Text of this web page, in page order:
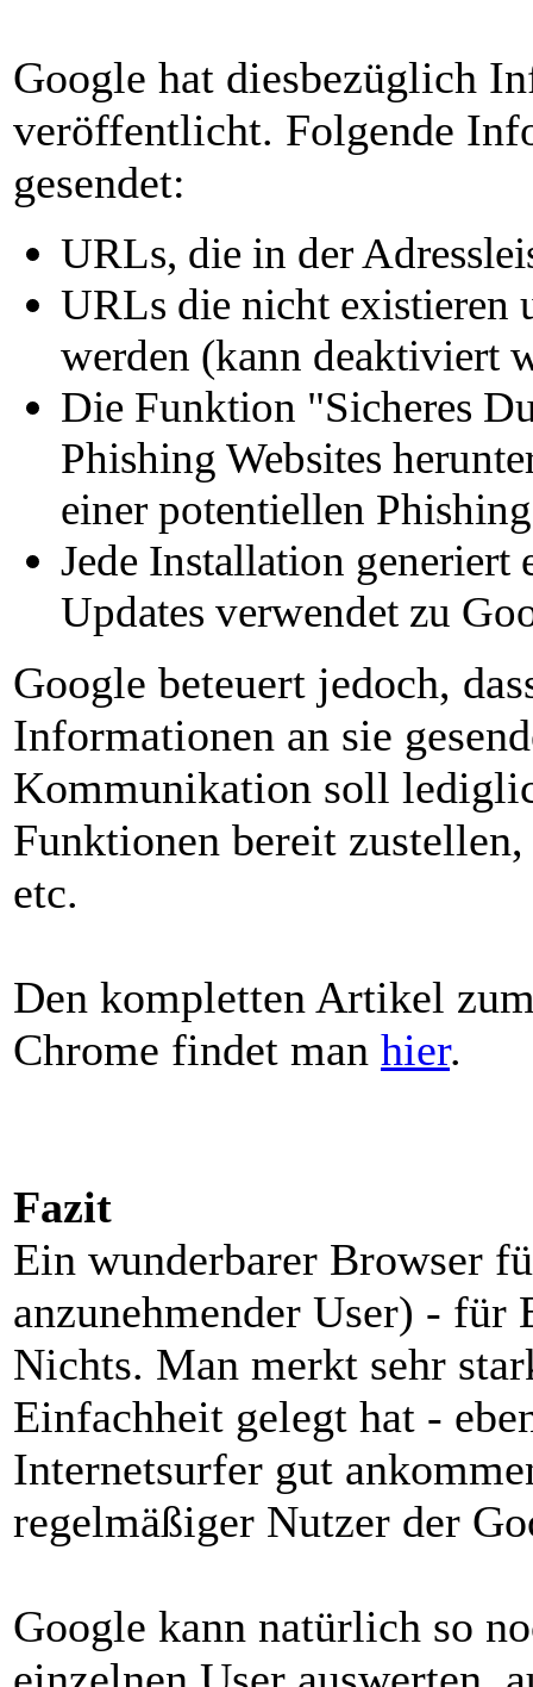
Google hat diesbezüglich
veröffentlicht. Folgende
gesendet:
URLs, die in der
URLs die nicht existieren
werden (kann deaktiviert
Die Funktion "Sicheres
Phishing Websites
einer potentiellen
Jede Installation
Updates verwendet zu
Google beteuert jedoch,
Informationen an sie
Kommunikation soll
Funktionen bereit
etc.
Den kompletten Artikel
Chrome findet man hier.
Fazit
Ein wunderbarer Browser
anzunehmender User) -
Nichts. Man merkt sehr
Einfachheit gelegt hat -
Internetsurfer gut
regelmäßiger Nutzer der
Google kann natürlich so